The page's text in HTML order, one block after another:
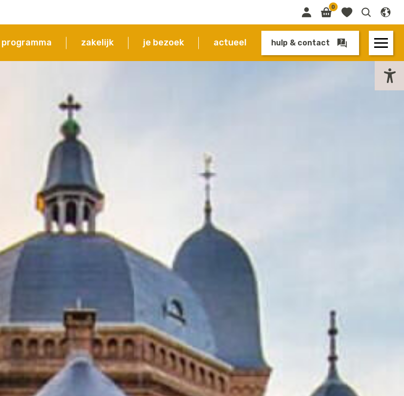
0
programma zakelijk je bezoek actueel hulp & contact